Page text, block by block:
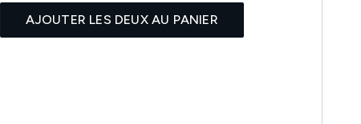
AJOUTER LES DEUX AU PANIER